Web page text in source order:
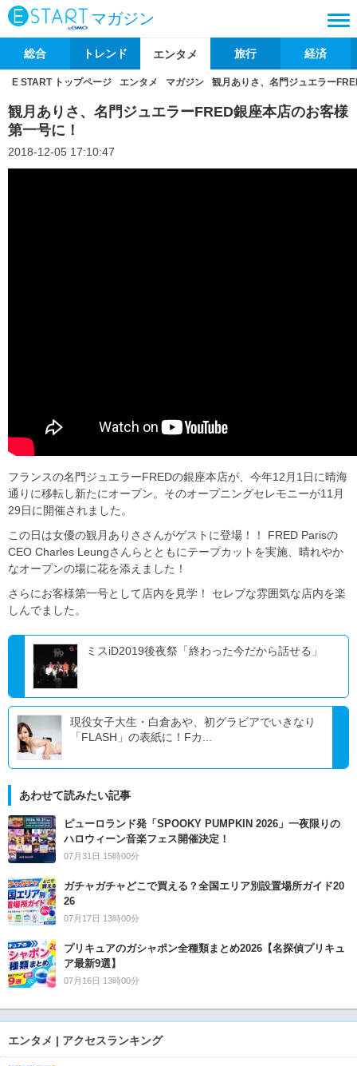
マガジン
総合 トレンド エンタメ 旅行 経済
E START トップページ エンタメ マガジン 観月ありさ、名門ジュエラー
観月ありさ、名門ジュエラーFRED銀座本店のお客様
第一号に！
2018-12-05 17:10:47
フランスの名門ジュエラーFREDの銀座本店が、今年12月1日に晴海
通りに移転し新たにオープン。そのオープニングセレモニーが11月
29日に開催されました。
この日は女優の観月ありささんがゲストに登場！！ FRED Parisの
CEO Charles Leungさんらとともにテープカットを実施、晴れやか
なオープンの場に花を添えました！
さらにお客様第一号として店内を見学！ セレブな雰囲気な店内を楽
しんでました。
ミスiD2019後夜祭「終わった今だから話せる」
現役女子大生・白倉あや、初グラビアでいきなり
「FLASH」の表紙に！Fカ...
あわせて読みたい記事
ピューロランド発「SPOOKY PUMPKIN 2026」一夜限りの
ハロウィーン音楽フェス開催決定！
07月31日 15時00分
ガチャガチャどこで買える？全国エリア別設置場所ガイド20
26
07月17日 13時00分
プリキュアのガシャポン全種類まとめ2026【名探偵プリキュ
ア最新9選】
07月16日 13時00分
エンタメ | アクセスランキング